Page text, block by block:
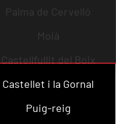
Palma de Cervelló
Moià
Castellfullit del Boix
Castellet i la Gornal
Puig-reig